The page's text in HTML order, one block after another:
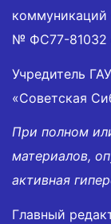
коммуникаций
№ ФС77-81032
Учредитель
«Советская
При полном
материалов,
активная
Главный